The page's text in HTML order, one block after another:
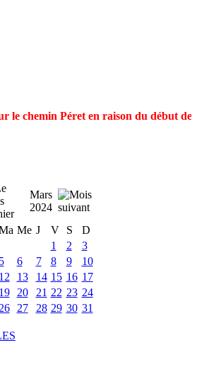
le chemin Péret en raison du début
Mars
2024
Me J V S
D
1
2
3
5 6 7 8 9
10
12 13 14 15 16 17
19 20 21 22 23 24
26 27 28 29 30 31